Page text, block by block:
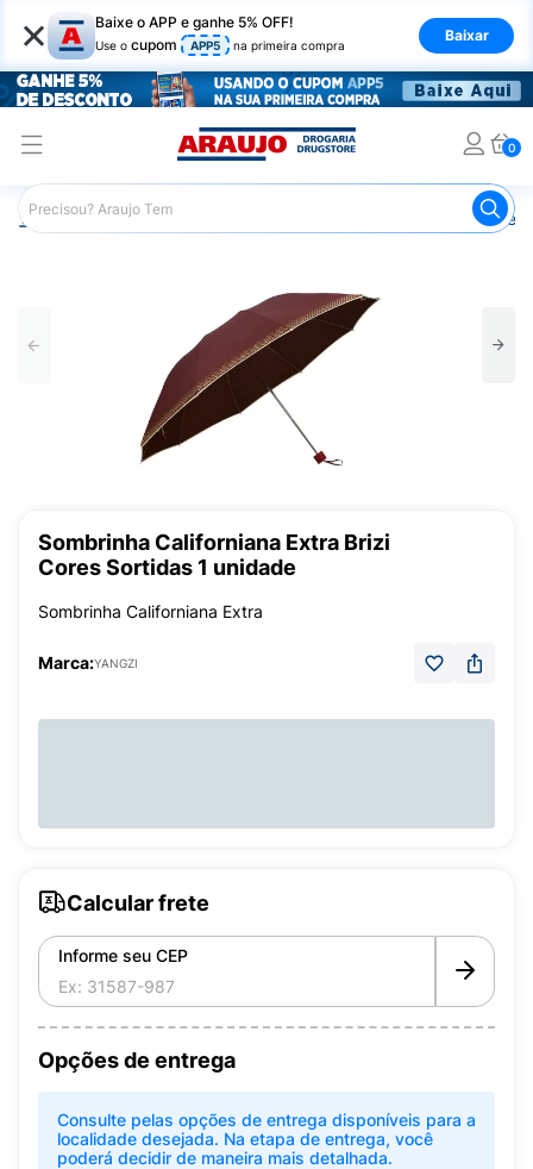
× Baixe o APP e ganhe 5% OFF!
Use o cupom APP5 na primeira compra
Baixar
0
Araujo Mercado Guarda Chuva e
Sombrinha Californiana Extra Brizi
Cores Sortidas 1 unidade
Sombrinha Californiana Extra
Marca:YANGZI
Calcular frete
Informe seu CEP
Opções de entrega
Consulte pelas opções de entrega disponíveis para a
localidade desejada. Na etapa de entrega, você
poderá decidir de maneira mais detalhada.